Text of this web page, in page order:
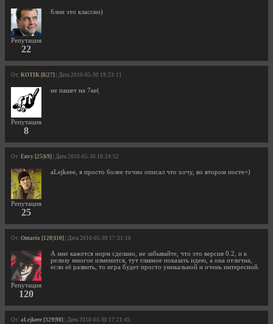
Репутация
22
блин это классно)
От: KOTIK [8|27] | Дата 2010-05-30 19:23:11
Репутация
8
не пашет на 7ке(
От: Envy [25|69] | Дата 2010-05-30 18:24:52
Репутация
25
aLejkeee, я просто более точно описал что хочу, во втором посте=)
От: Ontario [120|110] | Дата 2010-05-30 17:31:10
Репутация
120
А мне кажется норм сделано, не забывайте, что это версия 0.2, и к
релизу многое изменится, тут главное показать идею, а она отлична,
если её развить, то игра будет просто уникальной и очень интересной.
От: aLejkeee [329|98] | Дата 2010-05-30 17:21:45